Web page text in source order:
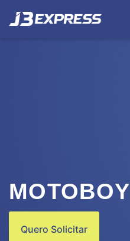
MOTOBOY
Quero Solicitar